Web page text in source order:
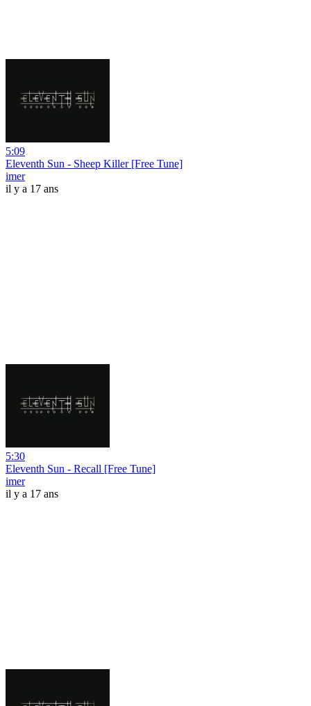
5:09
Eleventh Sun - Sheep Killer [Free Tune]
imer
il y a 17 ans
5:30
Eleventh Sun - Recall [Free Tune]
imer
il y a 17 ans